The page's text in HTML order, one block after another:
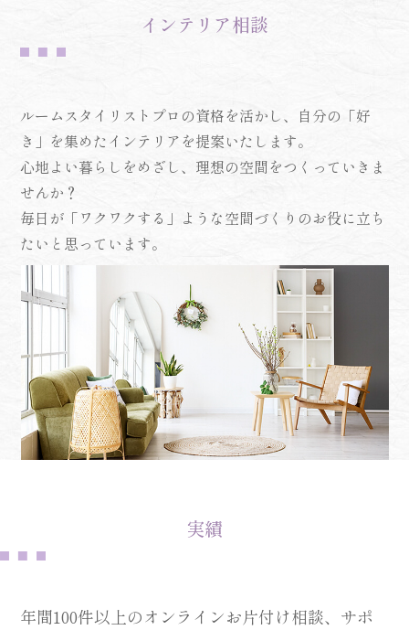
インテリア相談
ルームスタイリストプロの資格を活かし、自分の「好
き」を集めたインテリアを提案いたします。
心地よい暮らしをめざし、理想の空間をつくっていきま
せんか？
毎日が「ワクワクする」ような空間づくりのお役に立ち
たいと思っています。
実績
年間100件以上のオンラインお片付け相談、サポ